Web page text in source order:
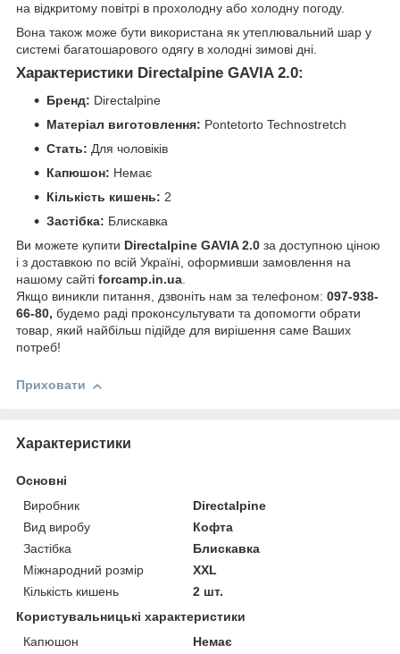
на відкритому повітрі в прохолодну або холодну погоду.
Вона також може бути використана як утеплювальний шар у
системі багатошарового одягу в холодні зимові дні.
Характеристики Directalpine GAVIA 2.0:
Бренд: Directalpine
Матеріал виготовлення: Pontetorto Technostretch
Стать: Для чоловіків
Капюшон: Немає
Кількість кишень: 2
Застібка: Блискавка
Ви можете купити Directalpine GAVIA 2.0 за доступною ціною
і з доставкою по всій Україні, оформивши замовлення на
нашому сайті forcamp.in.ua.
Якщо виникли питання, дзвоніть нам за телефоном: 097-938-
66-80, будемо раді проконсультувати та допомогти обрати
товар, який найбільш підійде для вирішення саме Ваших
потреб!
Приховати
Характеристики
Основні
Виробник
Directalpine
Вид виробу
Кофта
Застібка
Блискавка
Міжнародний розмір
XXL
Кількість кишень
2 шт.
Користувальницькі характеристики
Капюшон
Немає